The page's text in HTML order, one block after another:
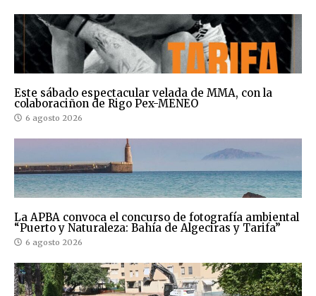
Este sábado espectacular velada de MMA, con la
colaboraciñon de Rigo Pex-MENEO
6 agosto 2026
La APBA convoca el concurso de fotografía ambiental
“Puerto y Naturaleza: Bahía de Algeciras y Tarifa”
6 agosto 2026